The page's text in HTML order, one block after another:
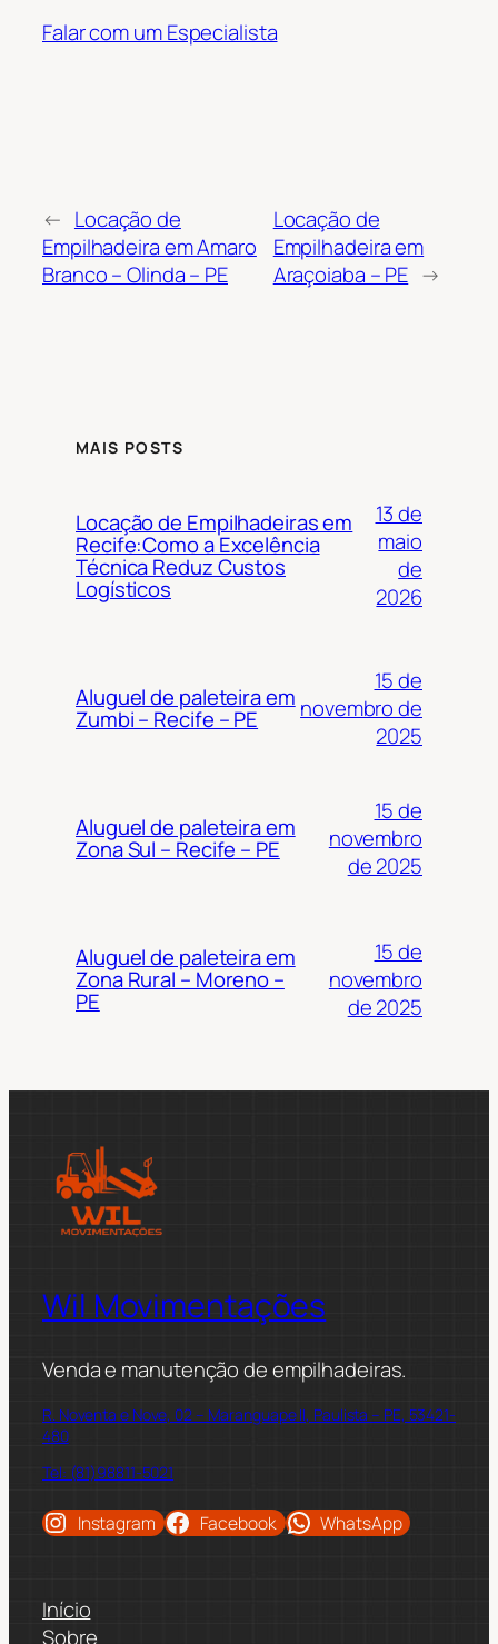
Falar com um Especialista
← Locação de
Empilhadeira em Amaro
Branco – Olinda – PE
Locação de
Empilhadeira em
Araçoiaba – PE →
MAIS POSTS
Locação de Empilhadeiras em
Recife:Como a Excelência
Técnica Reduz Custos
Logísticos
13 de
maio
de
2026
Aluguel de paleteira em
Zumbi – Recife – PE
15 de
novembro de
2025
Aluguel de paleteira em
Zona Sul – Recife – PE
15 de
novembro
de 2025
Aluguel de paleteira em
Zona Rural – Moreno –
PE
15 de
novembro
de 2025
Wil Movimentações
Venda e manutenção de empilhadeiras.
R. Noventa e Nove, 02 – Maranguape II, Paulista – PE, 53421-
480
Tel: (81)98811-5021
Instagram Facebook WhatsApp
Início
Sobre